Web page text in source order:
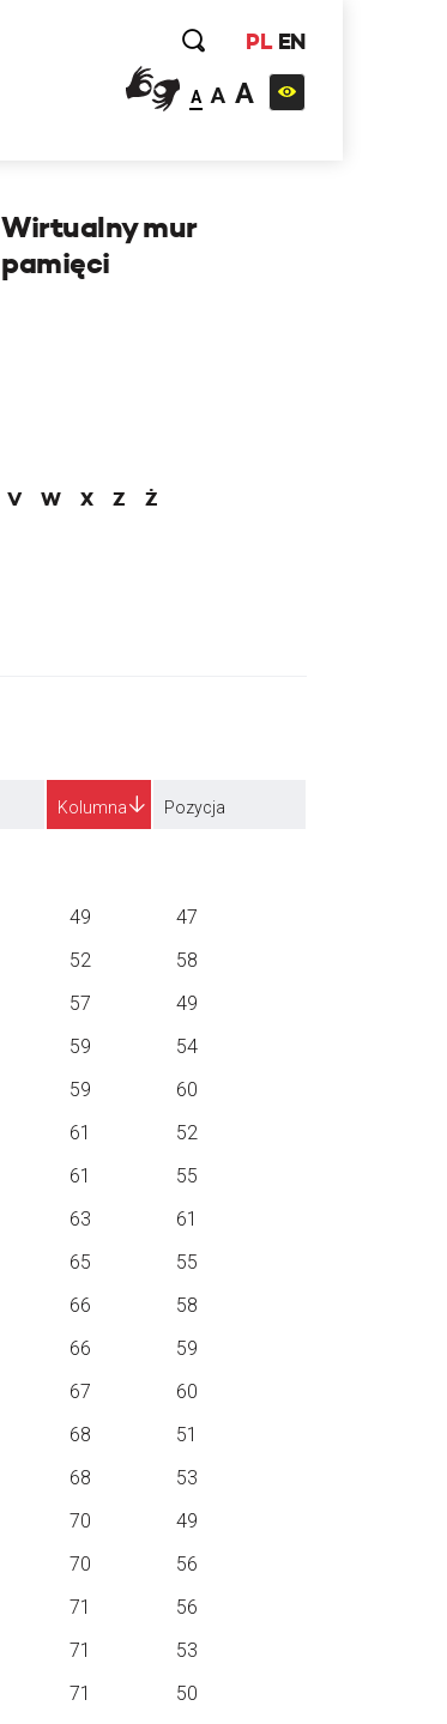
PL EN
A A A
Wirtualny mur
pamięci
V W X Z
Ż
Kolumna Pozycja
49
47
52
58
57
49
59
54
59
60
61
52
61
55
63
61
65
55
66
58
66
59
67
60
68
51
68
53
70
49
70
56
71
56
71
53
71
50